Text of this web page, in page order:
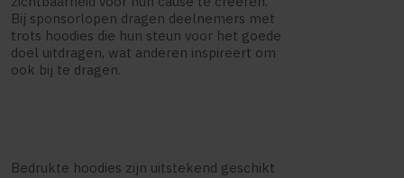
Bij sponsorlopen dragen deelnemers met
trots hoodies die hun steun voor het goede
doel uitdragen, wat anderen inspireert om
ook bij te dragen.
Bedrukte hoodies zijn uitstekend geschikt